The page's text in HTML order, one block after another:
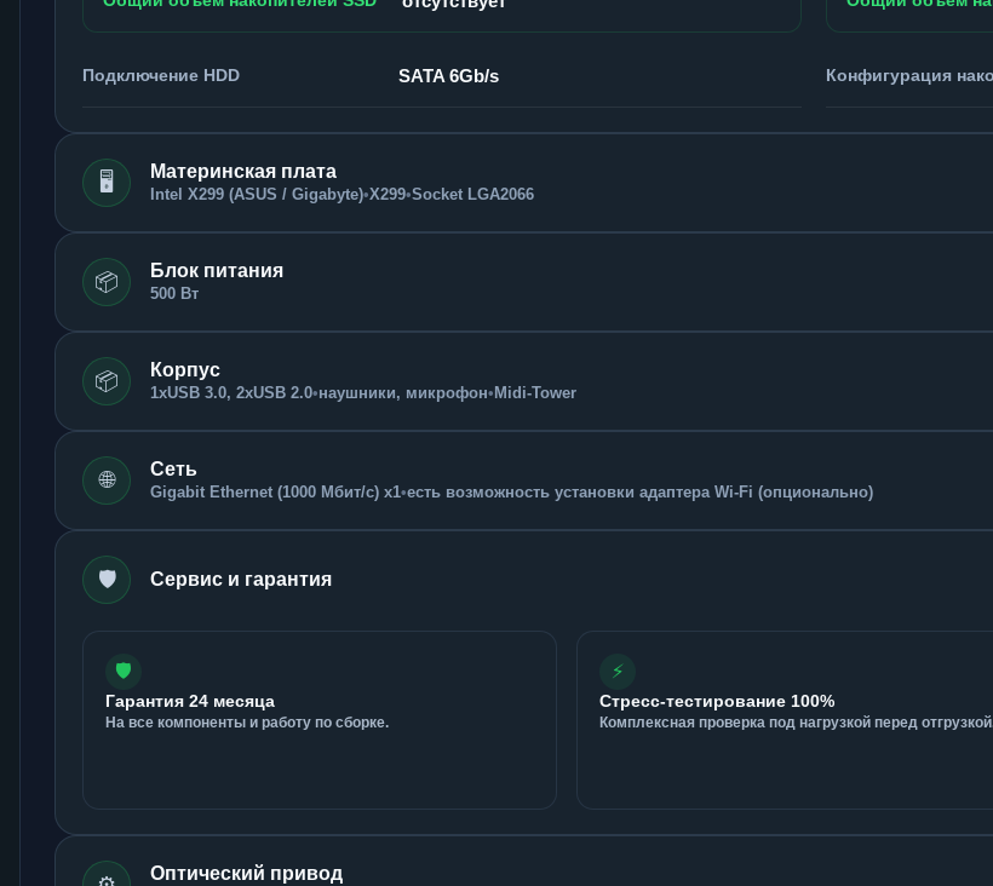
Подключение HDD SATA 6Gb/s Конфигурация
🖥️ Материнская плата
Intel X299 (ASUS / Gigabyte)•X299•Socket LGA2066
📦 Блок питания
500 Вт
📦 Корпус
1xUSB 3.0, 2xUSB 2.0•наушники, микрофон• Midi-Tower
🌐 Сеть
Gigabit Ethernet (1000 Мбит/с) x1•есть возможность установки адаптера Wi-Fi (опционально)
🛡️ Сервис и гарантия
🛡️
Гарантия 24 месяца
На все компоненты и работу по сборке.
⚡
Стресс-тестирование 100%
Комплексная проверка под нагрузкой перед
Оптический привод